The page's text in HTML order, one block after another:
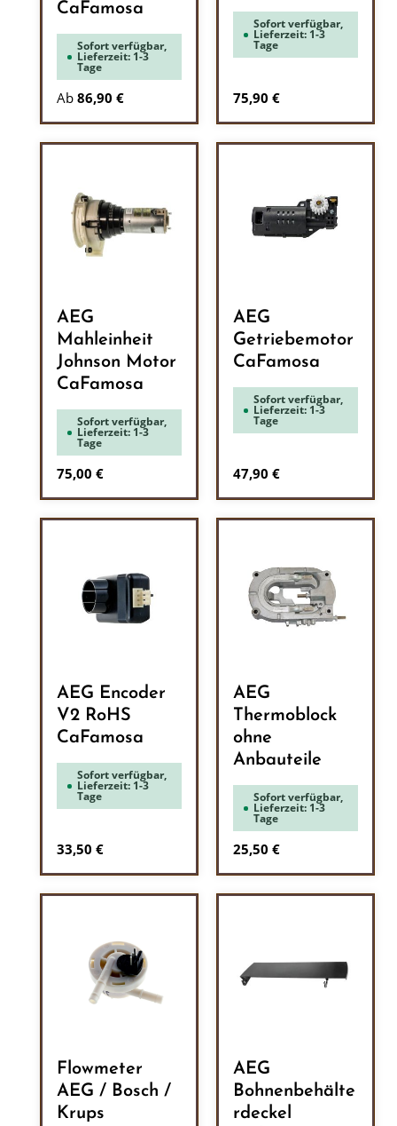
CaFamosa
Sofort verfügbar,
Lieferzeit: 1-3
Tage
Ab 86,90 €
Sofort verfügbar,
Lieferzeit: 1-3
Tage
Regulärer Preis:
75,90 €
AEG
Mahleinheit
Johnson Motor
CaFamosa
Sofort verfügbar,
Lieferzeit: 1-3
Tage
Regulärer Preis:
75,00 €
AEG
Getriebemotor
CaFamosa
Sofort verfügbar,
Lieferzeit: 1-3
Tage
Regulärer Preis:
47,90 €
AEG Encoder
V2 RoHS
CaFamosa
Sofort verfügbar,
Lieferzeit: 1-3
Tage
Regulärer Preis:
33,50 €
AEG
Thermoblock
ohne
Anbauteile
Sofort verfügbar,
Lieferzeit: 1-3
Tage
Regulärer Preis:
25,50 €
Flowmeter
AEG / Bosch /
Krups
AEG
Bohnenbehälte
rdeckel